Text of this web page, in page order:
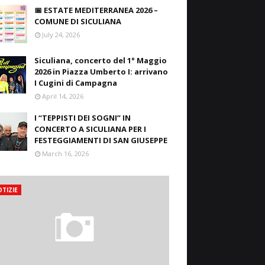
📅 ESTATE MEDITERRANEA 2026 –
COMUNE DI SICULIANA
July 24, 2026
Siculiana, concerto del 1° Maggio
2026 in Piazza Umberto I: arrivano
I Cugini di Campagna
April 14, 2026
I “TEPPISTI DEI SOGNI” IN
CONCERTO A SICULIANA PER I
FESTEGGIAMENTI DI SAN GIUSEPPE
March 16, 2026